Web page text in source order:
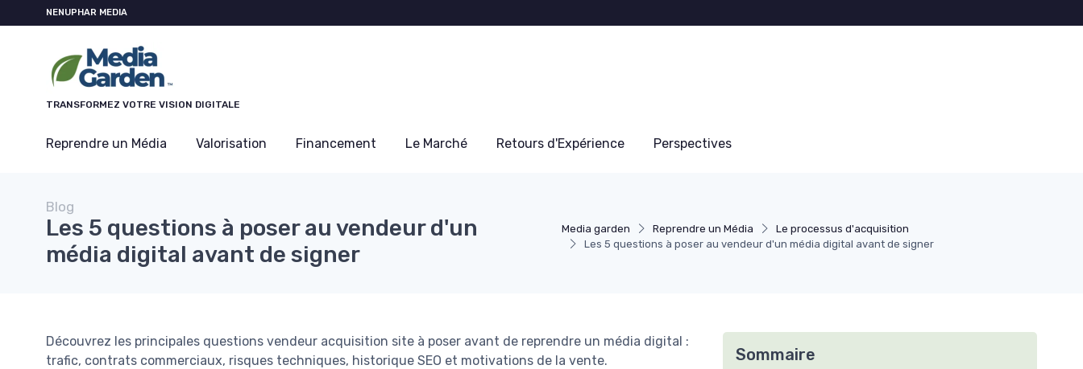
NENUPHAR MEDIA
TRANSFORMEZ VOTRE VISION DIGITALE
Reprendre un Média Valorisation Financement Le Marché Retours d'Expérience Perspectives
Media garden Reprendre un Média
Le processus d'acquisition
Les 5 questions à poser au vendeur d'un média digital avant de signer
Blog
Les 5 questions à poser au vendeur d'un
média digital avant de signer
Découvrez les principales questions vendeur acquisition site à poser avant de reprendre un média digital :
trafic, contrats commerciaux, risques techniques, historique SEO et motivations de la vente.
Sommaire
Panneau de gestion des cookies